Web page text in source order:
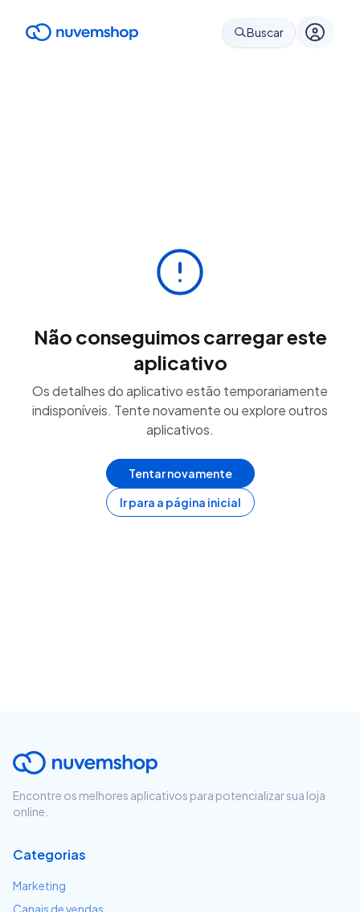
Buscar
Não conseguimos carregar este
aplicativo
Os detalhes do aplicativo estão temporariamente
indisponíveis. Tente novamente ou explore outros
aplicativos.
Tentar novamente
Ir para a página inicial
Encontre os melhores aplicativos para potencializar sua loja
online.
Categorias
Marketing
Canais de vendas